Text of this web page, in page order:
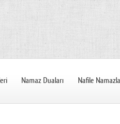
Namaz Duaları Nafile